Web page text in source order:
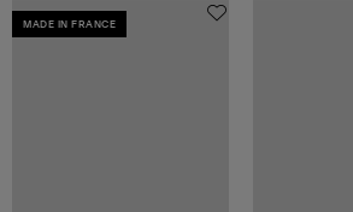
MADE IN FRANCE